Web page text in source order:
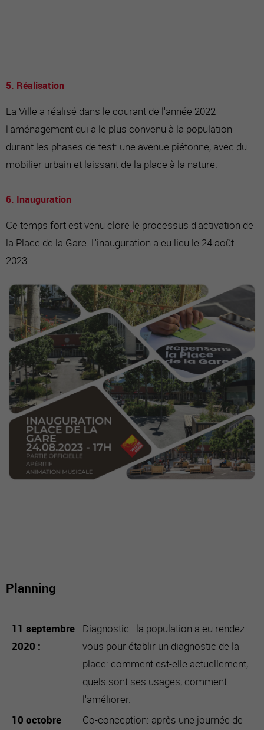
5. Réalisation
La Ville a réalisé dans le courant de l'année 2022
l'aménagement qui a le plus convenu à la population
durant les phases de test: une avenue piétonne, avec du
mobilier urbain et laissant de la place à la nature.
6. Inauguration
Ce temps fort est venu clore le processus d'activation de
la Place de la Gare. L'inauguration a eu lieu le 24 août
2023.
Planning
11 septembre
2020
Diagnostic : la population a eu rendez-
vous pour établir un diagnostic de la
place: comment est-elle actuellement,
quels sont ses usages, comment
l'améliorer.
10 octobre
Co-conception: après une journée de